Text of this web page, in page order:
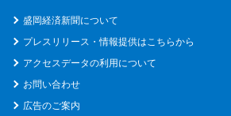
盛岡経済新聞について
プレスリリース・情報提供はこちらから
アクセスデータの利用について
お問い合わせ
広告のご案内